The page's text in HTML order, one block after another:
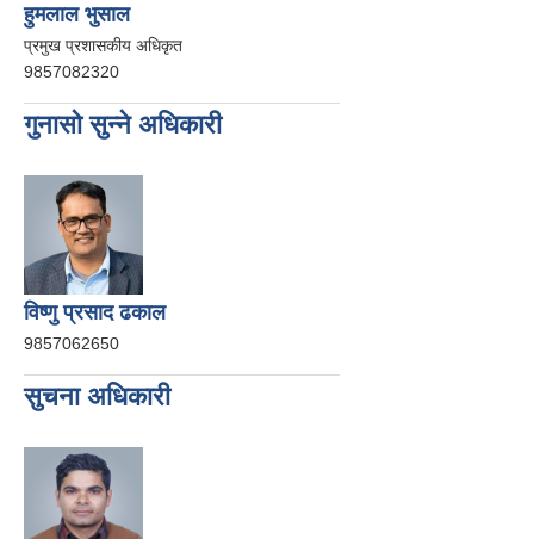
हुमलाल भुसाल
प्रमुख प्रशासकीय अधिकृत
9857082320
गुनासो सुन्ने अधिकारी
विष्णु प्रसाद ढकाल
9857062650
सुचना अधिकारी